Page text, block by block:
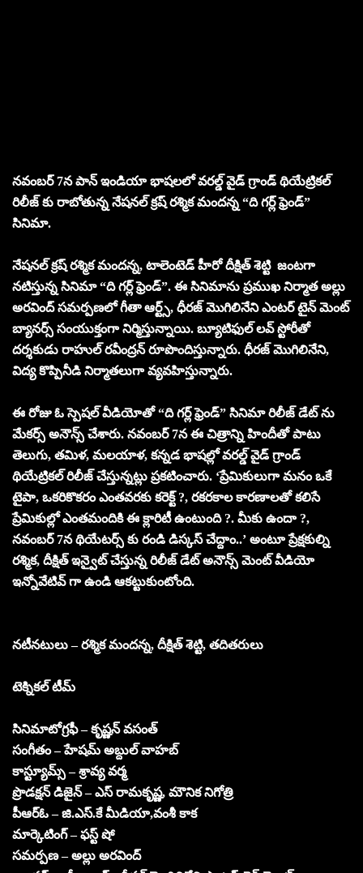
నవంబర్ 7న పాన్ ఇండియా భాషలలో వరల్డ్ వైడ్ గ్రాండ్ థియేట్రికల్
రిలీజ్ కు రాబోతున్న నేషనల్ క్రష్ రశ్మిక మందన్న “ది గర్ల్ ఫ్రెండ్”
సినిమా.
నేషనల్ క్రష్ రశ్మిక మందన్న, టాలెంటెడ్ హీరో దీక్షిత్ శెట్టి జంటగా
నటిస్తున్న సినిమా “ది గర్ల్ ఫ్రెండ్”. ఈ సినిమాను ప్రముఖ నిర్మాత అల్లు
అరవింద్ సమర్పణలో గీతా ఆర్ట్స్, ధీరజ్ మొగిలినేని ఎంటర్ టైన్ మెంట్
బ్యానర్స్ సంయుక్తంగా నిర్మిస్తున్నాయి. బ్యూటిఫుల్ లవ్ స్టోరీతో
దర్శకుడు రాహుల్ రవీంద్రన్ రూపొందిస్తున్నారు. ధీరజ్ మొగిలినేని,
విద్య కొప్పినీడి నిర్మాతలుగా వ్యవహిస్తున్నారు.
ఈ రోజు ఓ స్పెషల్ వీడియోతో “ది గర్ల్ ఫ్రెండ్” సినిమా రిలీజ్ డేట్ ను
మేకర్స్ అనౌన్స్ చేశారు. నవంబర్ 7న ఈ చిత్రాన్ని హిందీతో పాటు
తెలుగు, తమిళ, మలయాళ, కన్నడ భాషల్లో వరల్డ్ వైడ్ గ్రాండ్
థియేట్రికల్ రిలీజ్ చేస్తున్నట్లు ప్రకటించారు. ‘ప్రేమికులుగా మనం ఒకే
టైపా, ఒకరికొకరం ఎంతవరకు కరెక్ట్ ?, రకరకాల కారణాలతో కలిసే
ప్రేమికుల్లో ఎంతమందికి ఈ క్లారిటీ ఉంటుంది ?. మీకు ఉందా ?,
నవంబర్ 7న థియేటర్స్ కు రండి డిస్కస్ చేద్దాం..’ అంటూ ప్రేక్షకుల్ని
రశ్మిక, దీక్షిత్ ఇన్వైట్ చేస్తున్న రిలీజ్ డేట్ అనౌన్స్ మెంట్ వీడియో
ఇన్నోవేటివ్ గా ఉండి ఆకట్టుకుంటోంది.
నటీనటులు – రశ్మిక మందన్న, దీక్షిత్ శెట్టి, తదితరులు
టెక్నికల్ టీమ్
సినిమాటోగ్రఫీ – కృష్ణన్ వసంత్
సంగీతం – హేషమ్ అబ్దుల్ వాహబ్
కాస్ట్యూమ్స్ – శ్రావ్య వర్మ
ప్రొడక్షన్ డిజైన్ – ఎస్ రామకృష్ణ, మౌనిక నిగోత్రి
పీఆర్ఓ – జి.ఎస్.కే మీడియా,వంశీ కాక
మార్కెటింగ్ – ఫస్ట్ షో
సమర్పణ – అల్లు అరవింద్